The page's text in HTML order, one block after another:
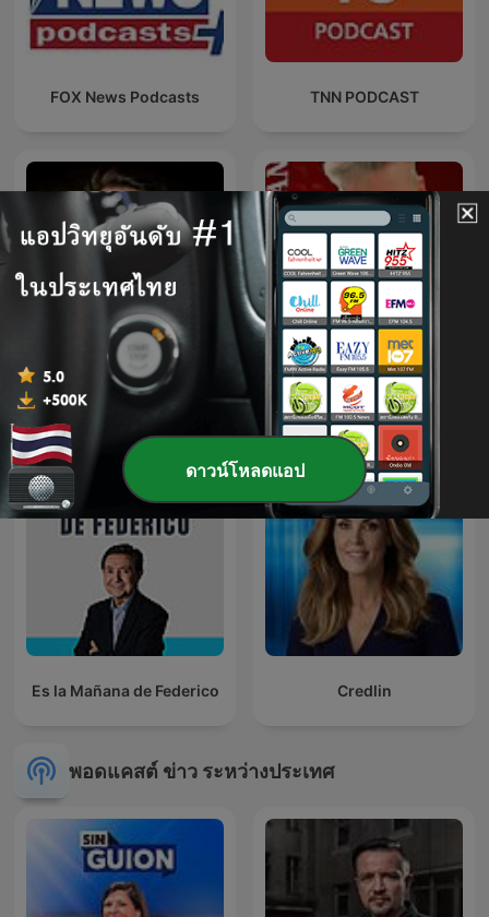
FOX News Podcasts TNN PODCAST
RONZHEIMER. You Cannot Be Serious
Es la Mañana de Federico Credlin
พอดแคสต์ ข่าว ระหว่างประเทศ
ดาวน์โหลดแอป